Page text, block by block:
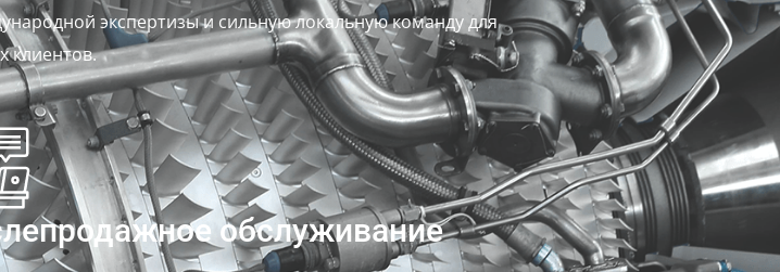
экспертизы и сильную локальную команду для
клиентов.
обслуживание